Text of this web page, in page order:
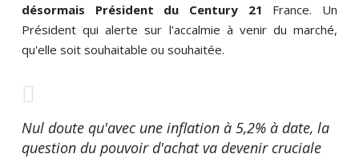
désormais Président du Century 21 France. Un
Président qui alerte sur l'accalmie à venir du marché,
qu'elle soit souhaitable ou souhaitée.
Nul doute qu'avec une inflation à 5,2% à date, la
question du pouvoir d'achat va devenir cruciale